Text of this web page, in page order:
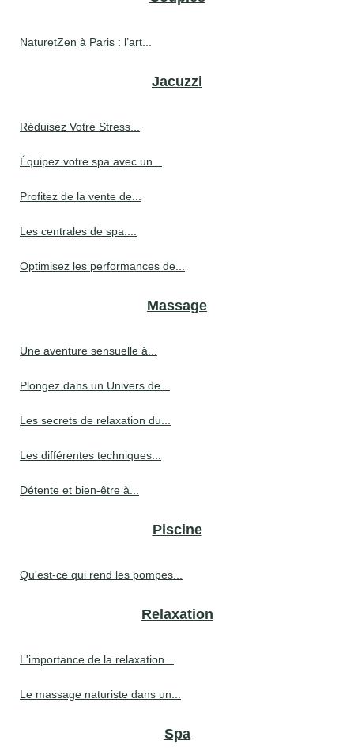
NaturetZen à Paris : l’art...
Jacuzzi
Réduisez Votre Stress...
Équipez votre spa avec un...
Profitez de la vente de...
Les centrales de spa:...
Optimisez les performances de...
Massage
Une aventure sensuelle à...
Plongez dans un Univers de...
Les secrets de relaxation du...
Les différentes techniques...
Détente et bien-être à...
Piscine
Qu'est-ce qui rend les pompes...
Relaxation
L'importance de la relaxation...
Le massage naturiste dans un...
Spa